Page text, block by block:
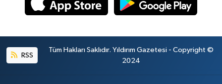
RSS
Tüm Hakları Saklıdır. Yıldırım Gazetesi - Copyright ©
2024